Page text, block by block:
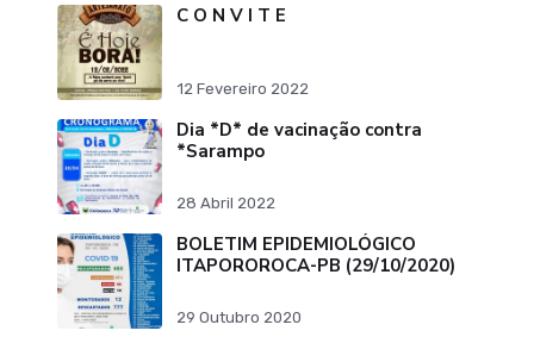
C O N V I T E
12 Fevereiro 2022
Dia *D* de vacinação contra
*Sarampo
28 Abril 2022
BOLETIM EPIDEMIOLÓGICO
ITAPOROROCA-PB (29/10/2020)
29 Outubro 2020